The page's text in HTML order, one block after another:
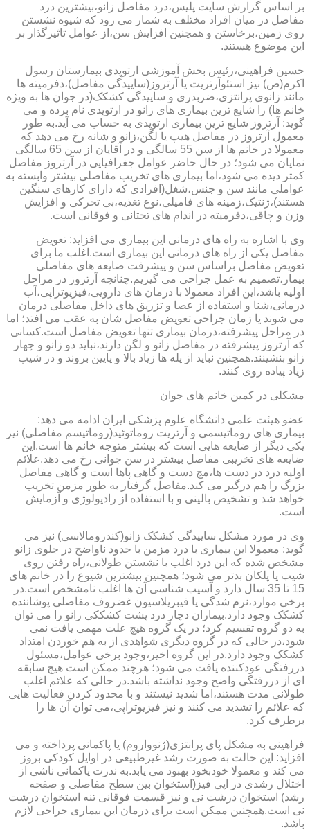
بر اساس گزارش سایت پلیس،درد مفاصل زانو،بیشترین درد
مفاصل در میان افراد مختلف به شمار می رود که شیوه نشستن
روی زمین،برخاستن و همچنین افزایش سن،از عوامل تاثیرگذار بر
این موضوع هستند.
حسین فراهینی،رئیس بخش آموزشی ارتوپدی بیمارستان رسول
اکرم(ص) نیز استئوآرتریت یا آرتروز(ساییدگی مفاصل)،دفرمیته ها
مانند زانوی پرانتزی،ضربدری و ساییدگی کشکک(در جوان ها به ویژه
خانم ها) را شایع ترین بیماری های زانو در ارتوپدی نام برده و می
گوید: آرتروز شایع ترین بیماری ارتوپدی به حساب می آید.به طور
معمول آرتروز در مفاصل هیپ یا لگن،زانو و شانه رخ می دهد که
معمولا در خانم ها از سن 55 سالگی و در آقایان از سن 65 سالگی
نمایان می شود؛ در حال حاضر عوامل جغرافیایی در آرتروز مفاصل
کمتر دیده می شود،اما بیماری های تخریب مفاصلی بیشتر وابسته به
عواملی مانند سن و جنس،شغل(افرادی که دارای کارهای سنگین
هستند)،ژنتیک،زمینه های فامیلی،نوع تغذیه،بی تحرکی و افزایش
وزن و چاقی،دفرمیته در اندام های تحتانی و فوقانی است.
وی با اشاره به راه های درمانی این بیماری می افزاید: تعویض
مفاصل یکی از راه های درمانی این بیماری است.اغلب ما برای
تعویض مفاصل براساس سن و پیشرفت ضایعه های مفاصلی
بیمار،تصمیم به عمل جراحی می گیریم.چنانچه آرتروز در مراحل
اولیه باشد،این افراد معمولا با درمان های دارویی،فیزیوتراپی،آب
درمانی،شنا و استفاده از عصا و تزریق های داخل مفاصلی درمان
می شوند یا زمان جراحی تعویض مفاصل شان به عقب می افتد؛ اما
در مراحل پیشرفته،درمان بیماری تنها تعویض مفاصل است.کسانی
که آرتروز پیشرفته در مفاصل زانو و لگن دارند،نباید دو زانو و چهار
زانو بنشینند.همچنین نباید از پله ها زیاد بالا و پایین بروند و در شیب
زیاد پیاده روی کنند.
مشکلی در کمین خانم های جوان
عضو هیئت علمی دانشگاه علوم پزشکی ایران ادامه می دهد:
بیماری های روماتیسمی و آرتریت روماتوئید(روماتیسم مفاصلی) نیز
یکی دیگر از ضایعه هایی است که بیشتر متوجه خانم ها است.این
ضایعه های تخریبی مفاصل بیشتر در سن جوانی رخ می دهد.علائم
اولیه درد در دست ها،مچ دست و گاهی پاها است و گاهی مفاصل
بزرگ را هم درگیر می کند.مفاصل گرفتار به طور مزمن تخریب
خواهد شد و تشخیص بالینی و با استفاده از رادیولوژی و آزمایش
است.
وی در مورد مشکل ساییدگی کشکک زانو(کندرومالاسی) نیز می
گوید: معمولا این بیماری با درد مزمن با حدود ناواضح در جلوی زانو
مشخص شده که این درد اغلب با نشستن طولانی،راه رفتن روی
شیب یا پلکان بدتر می شود؛ همچنین بیشترین شیوع را در خانم های
15 تا 35 سال دارد و آسیب شناسی آن ها اغلب نامشخص است.در
برخی موارد،نرم شدگی یا فیبریلاسیون غضروف مفاصلی پوشاننده
کشکک وجود دارد.بیماران دچار درد پشت کشککی زانو را می توان
به دو گروه تقسیم کرد؛ در یک گروه هیچ علت مهمی یافت نمی
شود،در حالی که در گروه دیگری شواهدی از به هم خوردن امتداد
کشکک وجود دارد.در این گروه اخیر،وجود برخی عوامل،مسئول
دررفتگی عودکننده یافت می شود؛ هرچند ممکن است هیچ سابقه
ای از دررفتگی واضح وجود نداشته باشد.در حالی که علائم اغلب
طولانی مدت هستند،اما شدید نیستند و با محدود کردن فعالیت هایی
که علائم را تشدید می کنند و نیز فیزیوتراپی،می توان آن ها را
برطرف کرد.
فراهینی به مشکل پای پرانتزی(ژنوواروم) یا پاکمانی پرداخته و می
افزاید: این حالت به صورت رشد غیرطبیعی در اوایل کودکی بروز
می کند و معمولا خودبخود بهبود می یابد.به ندرت پاکمانی ناشی از
اختلال رشدی در اپی فیز(استخوان بین سطح مفاصلی و صفحه
رشد) استخوان درشت نی و نیز قسمت فوقانی تنه استخوان درشت
نی است.همچنین ممکن است برای درمان این بیماری جراحی لازم
باشد.